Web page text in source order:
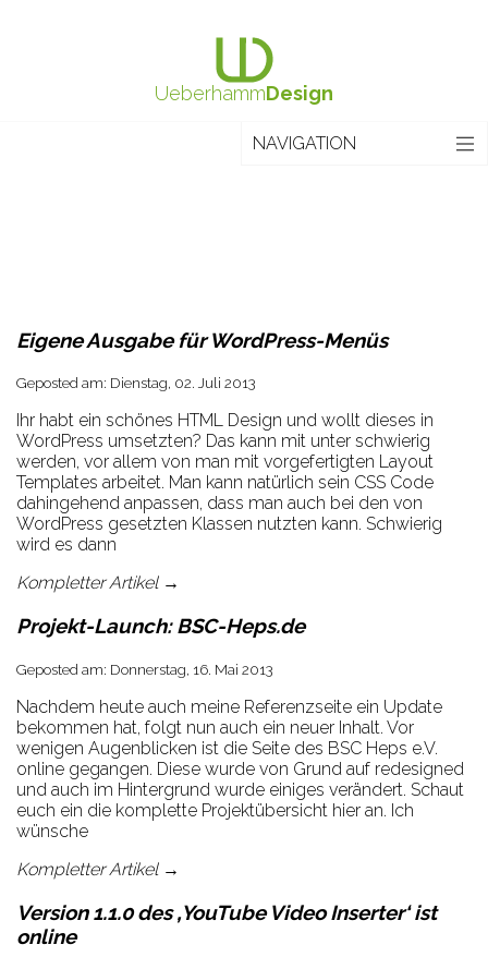
UeberhammDesign
NAVIGATION
Impressum
Eigene Ausgabe für WordPress-Menüs
Geposted am: Dienstag, 02. Juli 2013
Ihr habt ein schönes HTML Design und wollt dieses in
WordPress umsetzten? Das kann mit unter schwierig
werden, vor allem von man mit vorgefertigten Layout
Templates arbeitet. Man kann natürlich sein CSS Code
dahingehend anpassen, dass man auch bei den von
WordPress gesetzten Klassen nutzten kann. Schwierig
wird es dann
Kompletter Artikel →
Projekt-Launch: BSC-Heps.de
Geposted am: Donnerstag, 16. Mai 2013
Nachdem heute auch meine Referenzseite ein Update
bekommen hat, folgt nun auch ein neuer Inhalt. Vor
wenigen Augenblicken ist die Seite des BSC Heps e.V.
online gegangen. Diese wurde von Grund auf redesigned
und auch im Hintergrund wurde einiges verändert. Schaut
euch ein die komplette Projektübersicht hier an. Ich
wünsche
Kompletter Artikel →
Version 1.1.0 des ‚YouTube Video Inserter‘ ist
online